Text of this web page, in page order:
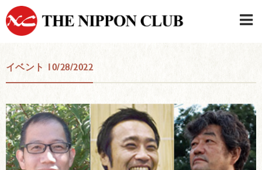
イベント 10/28/2022JAPANESE
日本クラブメンバーログイン
連絡先・駐車場
はじめてご利用の方はこちら
›